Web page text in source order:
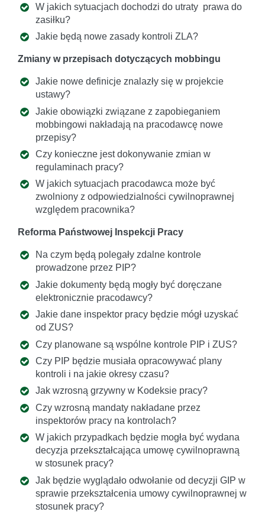
W jakich sytuacjach dochodzi do utraty prawa do
zasiłku?
Jakie będą nowe zasady kontroli ZLA?
Zmiany w przepisach dotyczących mobbingu
Jakie nowe definicje znalazły się w projekcie
ustawy?
Jakie obowiązki związane z zapobieganiem
mobbingowi nakładają na pracodawcę nowe
przepisy?
Czy konieczne jest dokonywanie zmian w
regulaminach pracy?
W jakich sytuacjach pracodawca może być
zwolniony z odpowiedzialności cywilnoprawnej
względem pracownika?
Reforma Państwowej Inspekcji Pracy
Na czym będą polegały zdalne kontrole
prowadzone przez PIP?
Jakie dokumenty będą mogły być doręczane
elektronicznie pracodawcy?
Jakie dane inspektor pracy będzie mógł uzyskać
od ZUS?
Czy planowane są wspólne kontrole PIP i ZUS?
Czy PIP będzie musiała opracowywać plany
kontroli i na jakie okresy czasu?
Jak wzrosną grzywny w Kodeksie pracy?
Czy wzrosną mandaty nakładane przez
inspektorów pracy na kontrolach?
W jakich przypadkach będzie mogła być wydana
decyzja przekształcająca umowę cywilnoprawną
w stosunek pracy?
Jak będzie wyglądało odwołanie od decyzji GIP w
sprawie przekształcenia umowy cywilnoprawnej w
stosunek pracy?